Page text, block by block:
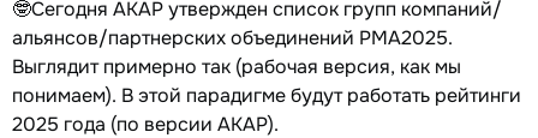
🤓Сегодня АКАР утвержден список групп компаний/
альянсов/партнерских объединений РМА2025.
Выглядит примерно так (рабочая версия, как мы
понимаем). В этой парадигме будут работать рейтинги
2025 года (по версии АКАР).